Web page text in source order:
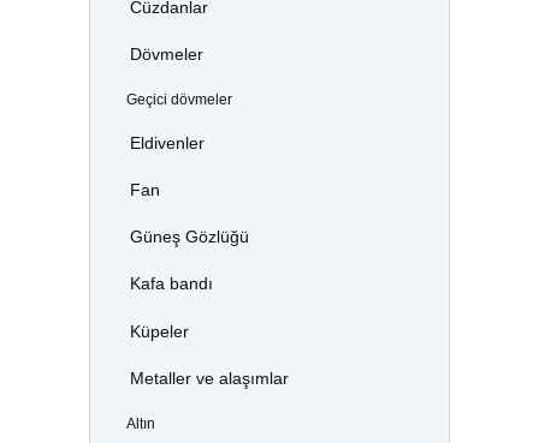
Cüzdanlar
Dövmeler
Geçici dövmeler
Eldivenler
Fan
Güneş Gözlüğü
Kafa bandı
Küpeler
Metaller ve alaşımlar
Altın